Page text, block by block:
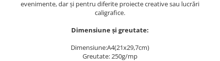
evenimente, dar și pentru diferite proiecte creative sau lucrări
caligrafice.
Dimensiune și greutate:
Dimensiune:A4(21x29,7cm)
Greutate: 250g/mp